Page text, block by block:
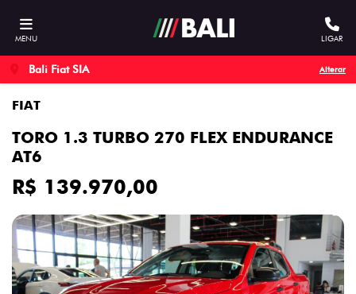
MENU LIGAR
Bali Fiat SIA Alterar
FIAT
TORO 1.3 TURBO 270 FLEX ENDURANCE
AT6
R$ 139.970,00